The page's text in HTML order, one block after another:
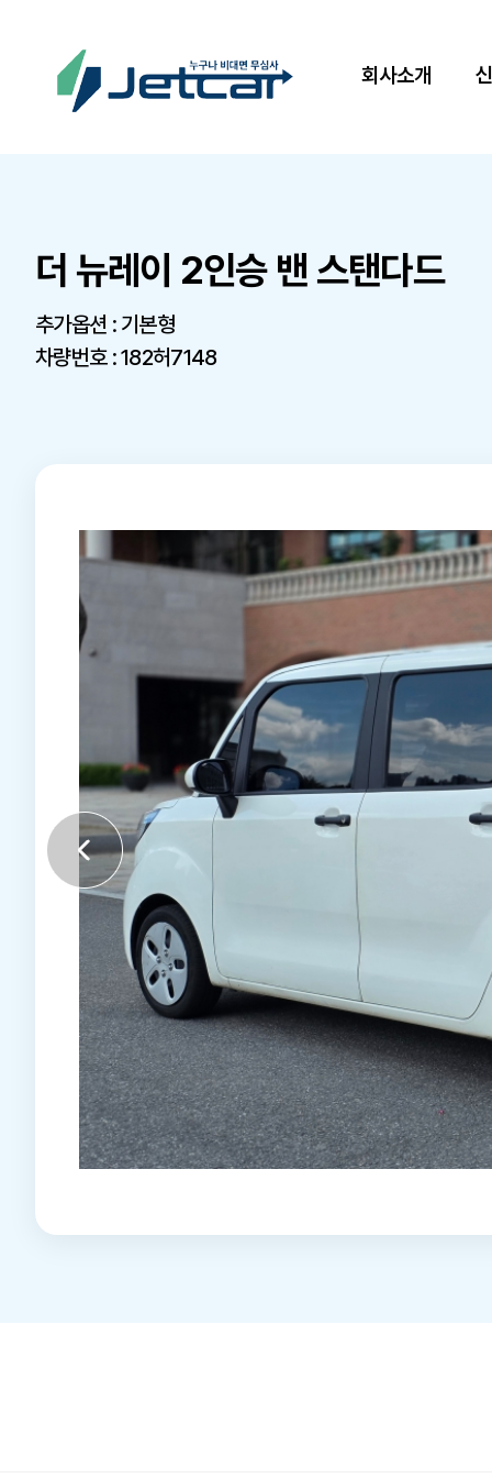
회사소개
더 뉴레이 2인승 밴 스탠다드
추가옵션 : 기본형
차량번호 : 182허7148